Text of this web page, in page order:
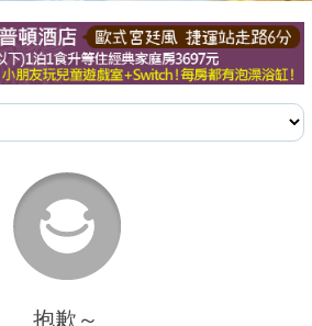
抱歉～